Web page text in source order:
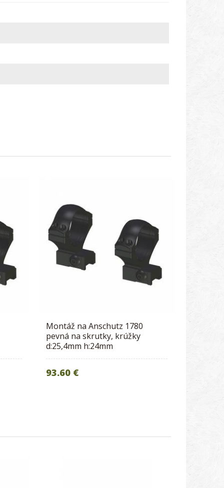
Montáž na Anschutz 1780
pevná na skrutky, krúžky
d:25,4mm h:24mm
93.60 €